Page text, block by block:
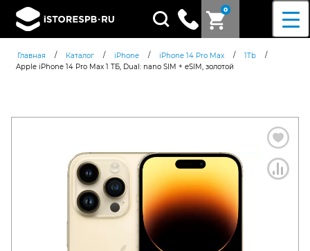
0
Поиск
товаров
Главная / Каталог / iPhone / iPhone 14 Pro Max / 1Tb
/
Apple iPhone 14 Pro Max 1 ТБ, Dual: nano SIM + eSIM, золотой